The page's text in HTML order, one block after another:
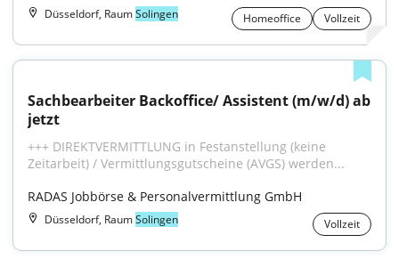
Düsseldorf, RaumSolingen Homeoffice Vollzeit
Sachbearbeiter Backoffice/ Assistent (m/w/d) ab
jetzt
+++ DIREKTVERMITTLUNG in Festanstellung (keine
Zeitarbeit) / Vermittlungsgutscheine (AVGS) werden...
RADAS Jobbörse & Personalvermittlung GmbH
Düsseldorf, RaumSolingen Vollzeit